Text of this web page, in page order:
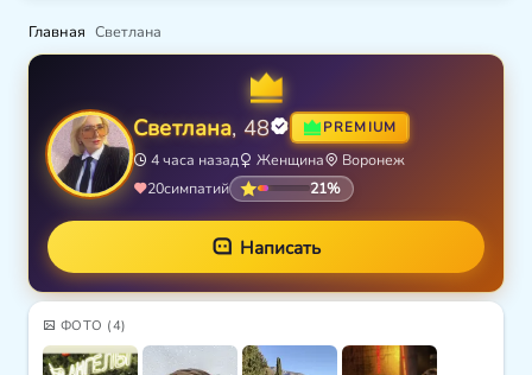
Главная Светлана
Светлана, 48 PREMIUM
4 часа назад Женщина
Воронеж
20симпатий 21%
Написать
ФОТО (4)